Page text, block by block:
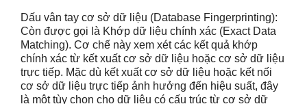
Dấu vân tay cơ sở dữ liệu (Database Fingerprinting):
Còn được gọi là Khớp dữ liệu chính xác (Exact Data
Matching). Cơ chế này xem xét các kết quả khớp
chính xác từ kết xuất cơ sở dữ liệu hoặc cơ sở dữ liệu
trực tiếp. Mặc dù kết xuất cơ sở dữ liệu hoặc kết nối
cơ sở dữ liệu trực tiếp ảnh hưởng đến hiệu suất, đây
là một tùy chọn cho dữ liệu có cấu trúc từ cơ sở dữ